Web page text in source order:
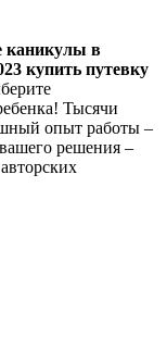
каникулы в
купить путевку
Тысячи
опыт работы –
решения –